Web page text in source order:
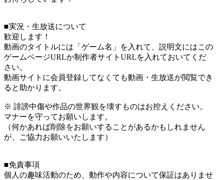
■実況・生放送について
歓迎します！
動画のタイトルには「ゲーム名」を入れて、説明文にはこの
ゲームページURLか制作者サイトURLを入れておいてくだ
さい。
動画サイトに会員登録してなくても動画・生放送が閲覧でき
ると助かります。
※ 誹謗中傷や作品の世界観を壊すものはお控えください。
マナーを守ってお願いします。
（何かあれば削除をお願いすることがあるかもしれません
が、ご協力お願いいたします）
■免責事項
個人の趣味活動のため、動作や内容について保証はありませ